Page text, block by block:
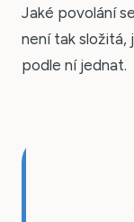
Jaké povolání
není tak složitá,
podle ní jednat.